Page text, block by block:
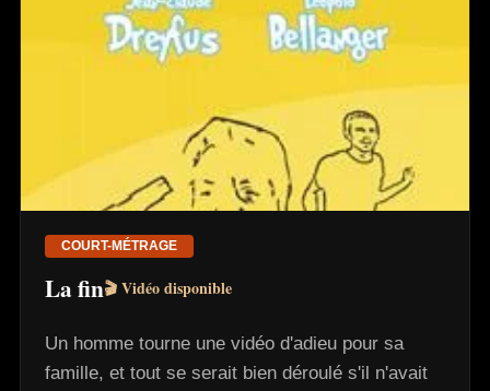
COURT-MÉTRAGE
La fin🎬 Vidéo disponible
Un homme tourne une vidéo d'adieu pour sa
famille, et tout se serait bien déroulé s'il n'avait